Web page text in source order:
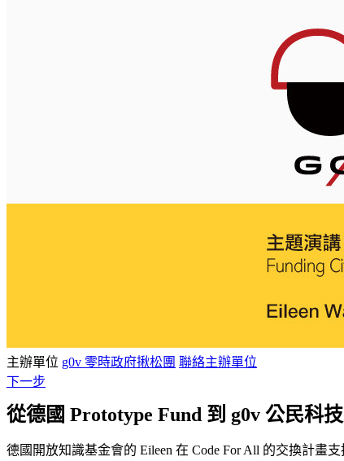
主辦單位 g0v 零時政府揪松團 聯絡主辦單位
下一步
從德國 Prototype Fund 到 g0v 公民科
德國開放知識基金會的 Eileen 在 Code For All 的交換計畫